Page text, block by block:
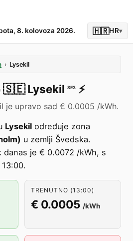
8. kolovoza 2026. 🇭🇷HR▾
› Lysekil
🇸🇪 Lysekil SE3 ⚡️
je upravo sad € 0.0005 /kWh.
Lysekil određuje zona
u zemlji Švedska.
danas je € 0.0072 /kWh, s
TRENUTNO (13:00)
€ 0.0005 /kWh